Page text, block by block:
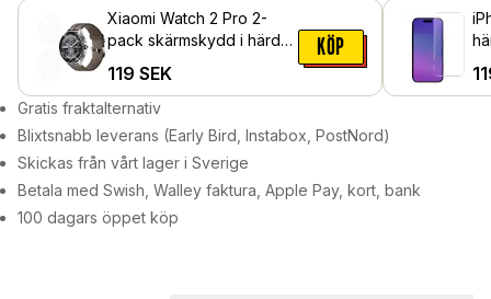
Xiaomi Watch 2 Pro 2-
pack skärmskydd i härdat
119 SEK
KÖP
Gratis fraktalternativ
Blixtsnabb leverans (Early Bird, Instabox, PostNord)
Skickas från vårt lager i Sverige
Betala med Swish, Walley faktura, Apple Pay, kort, bank
100 dagars öppet köp